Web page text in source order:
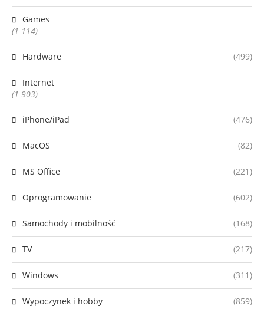
Games
(1 114)
Hardware (499)
Internet
(1 903)
iPhone/iPad (476)
MacOS (82)
MS Office (221)
Oprogramowanie (602)
Samochody i mobilność (168)
TV (217)
Windows (311)
Wypoczynek i hobby (859)